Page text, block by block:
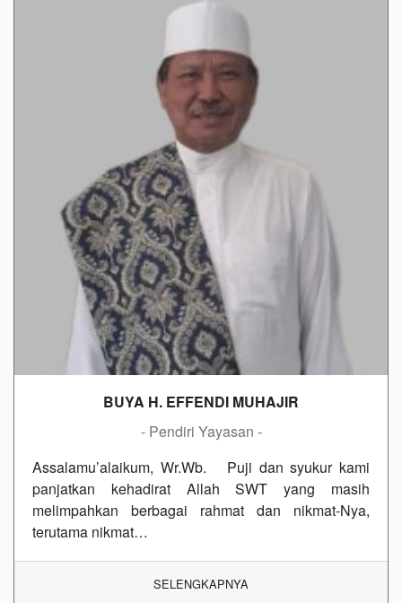
BUYA H. EFFENDI MUHAJIR
- Pendiri Yayasan -
Assalamu’alaikum, Wr.Wb. Puji dan syukur kami
panjatkan kehadirat Allah SWT yang masih
melimpahkan berbagai rahmat dan nikmat-Nya,
terutama nikmat…
SELENGKAPNYA